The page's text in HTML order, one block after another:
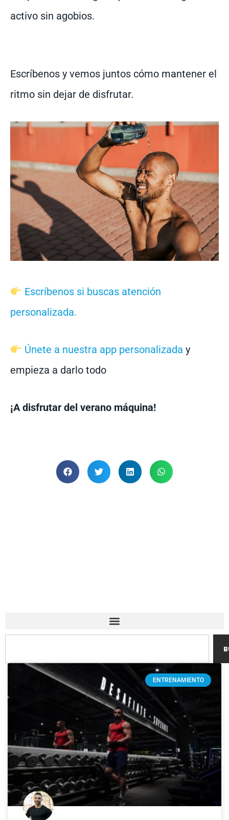
activo sin agobios.
Escríbenos y vemos juntos cómo mantener el
ritmo sin dejar de disfrutar.
Escríbenos si buscas atención
personalizada.
Únete a nuestra app personalizada y
empieza a darlo todo
¡A disfrutar del verano máquina!
ENTRENAMIENTO